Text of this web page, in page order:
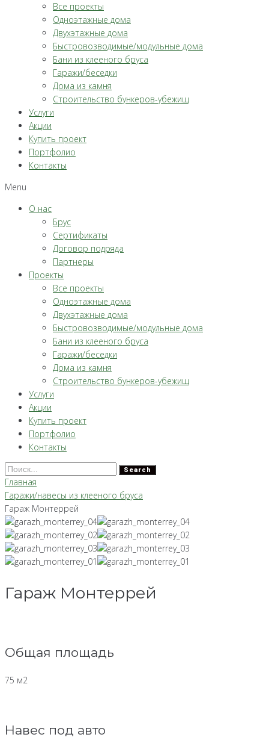
Все проекты
Одноэтажные дома
Двухэтажные дома
Быстровозводимые/модульные дома
Бани из клееного бруса
Гаражи/беседки
Дома из камня
Строительство бункеров-убежищ
Услуги
Акции
Купить проект
Портфолио
Контакты
Menu
О нас
Брус
Сертификаты
Договор подряда
Партнеры
Проекты
Все проекты
Одноэтажные дома
Двухэтажные дома
Быстровозводимые/модульные дома
Бани из клееного бруса
Гаражи/беседки
Дома из камня
Строительство бункеров-убежищ
Услуги
Акции
Купить проект
Портфолио
Контакты
Search
Главная
Гаражи/навесы из клееного бруса
Гараж Монтеррей
Гараж Монтеррей
Общая площадь
75 м2
Навес под авто